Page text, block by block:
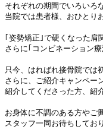
それぞれの期間でいろいろ
当院では患者様、おひとり
｢姿勢矯正｣で硬くなった
さらに｢コンビネーション
只今、はればれ接骨院では
さらに、ご紹介キャンペー
紹介してくださった方、紹
お身体に不調のある方やご
スタッフ一同お待ちしてお